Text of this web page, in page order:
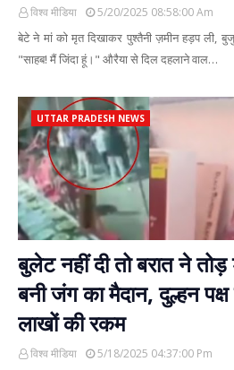
विश्व मीडिया 5/20/2025 08:58:00 Am
बेटे ने मां को मृत दिखाकर पुश्तैनी ज़मीन हड़प ली,
"साहब! मैं जिंदा हूं।" औरैया से दिल दहलाने वाल…
UTTAR PRADESH NEWS
बुलेट नहीं दी तो बरात ने तोड़
बनी जंग का मैदान, दुल्हन
लाखों की रकम
विश्व मीडिया 5/18/2025 04:37:00 Pm